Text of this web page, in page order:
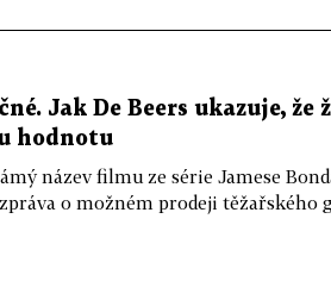
Jak De Beers ukazuje, že
hodnotu
název filmu ze série Jamese
o možném prodeji těžařského